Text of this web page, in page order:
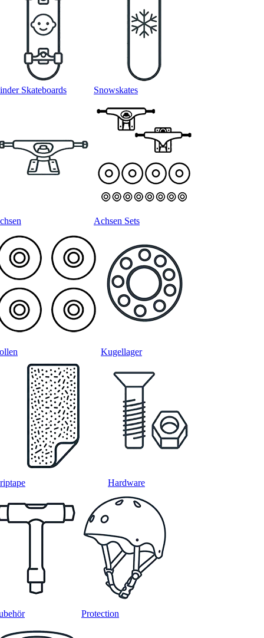
Skateboards Snowskates
Achsen Sets
Kugellager
Hardware
Protection